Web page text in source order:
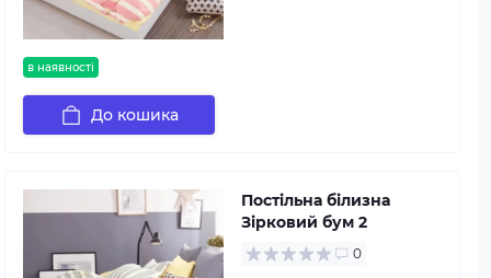
в наявності
До кошика
Постільна білизна
Зірковий бум 2
0